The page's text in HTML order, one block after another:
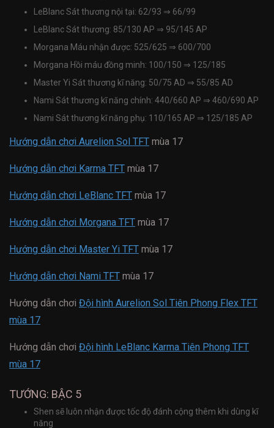
LeBlanc Sát thương nội tại: 62/93 ⇒ 66/99
LeBlanc Sát thương: 85/130 AP ⇒ 95/145 AP
Morgana Máu nhận được: 525/625 ⇒ 600/700
Morgana Hồi máu đồng minh: 100/150 ⇒ 125/185
Master Yi Sát thương kĩ năng: 50/75 AD ⇒ 55/85 AD
Nami Sát thương kĩ năng chính: 440/660 AP ⇒ 460/690 AP
Nami Sát thương kĩ năng phụ: 110/165 AP ⇒ 125/185 AP
Hướng dẫn chơi Aurelion Sol TFT mùa 17
Hướng dẫn chơi Karma TFT mùa 17
Hướng dẫn chơi LeBlanc TFT mùa 17
Hướng dẫn chơi Morgana TFT mùa 17
Hướng dẫn chơi Master Yi TFT mùa 17
Hướng dẫn chơi Nami TFT mùa 17
Hướng dẫn chơi Đội hình Aurelion Sol Tiên Phong Flex TFT
mùa 17
Hướng dẫn chơi Đội hình LeBlanc Karma Tiên Phong TFT
mùa 17
TƯỚNG: BẬC 5
Shen sẽ luôn nhận được tốc độ đánh cộng thêm khi dùng kĩ
năng